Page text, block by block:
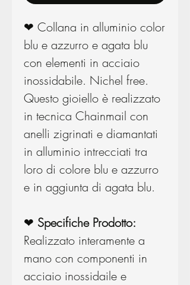
❤ Collana in alluminio color
blu e azzurro e agata blu
con elementi in acciaio
inossidabile. Nichel free.
Questo gioiello è realizzato
in tecnica Chainmail con
anelli zigrinati e diamantati
in alluminio intrecciati tra
loro di colore blu e azzurro
e in aggiunta di agata blu.
❤ Specifiche Prodotto:
Realizzato interamente a
mano con componenti in
acciaio inossidaile e